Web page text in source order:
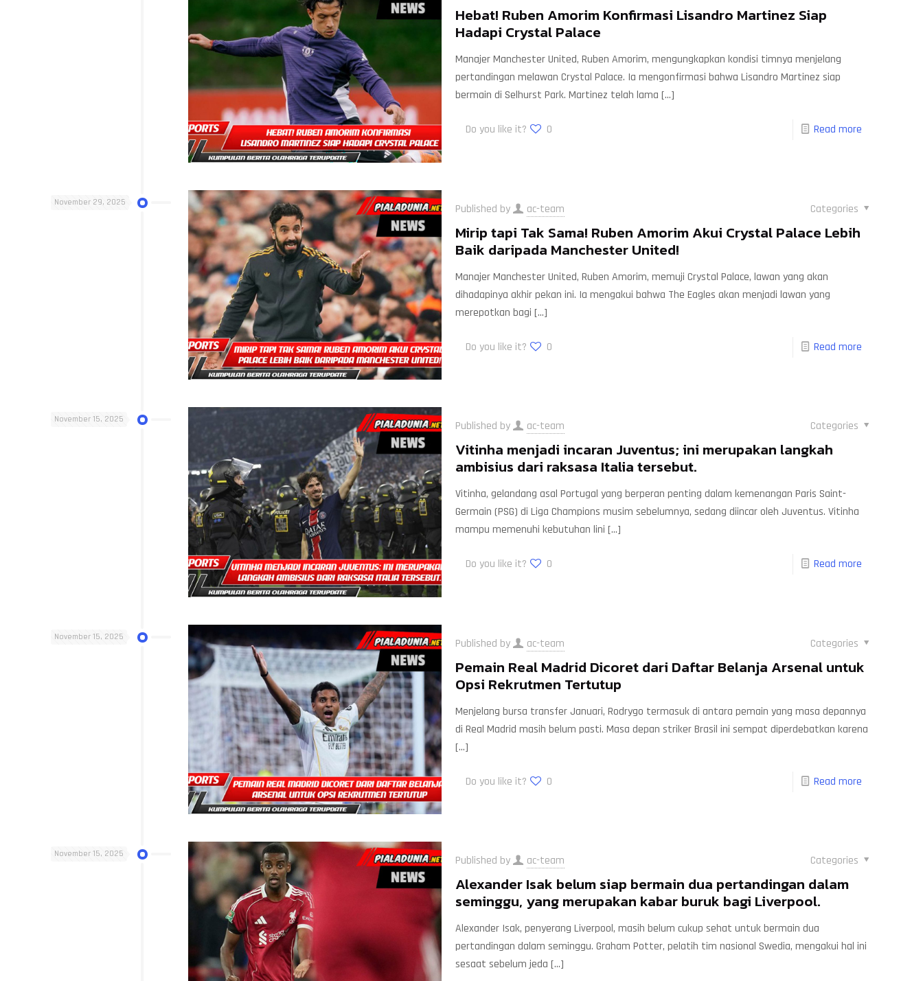
Hebat! Ruben Amorim Konfirmasi Lisandro Martinez Siap
Hadapi Crystal Palace
Manajer Manchester United, Ruben Amorim, mengungkapkan kondisi timnya menjelang
pertandingan melawan Crystal Palace. Ia mengonfirmasi bahwa Lisandro Martinez siap
bermain di Selhurst Park. Martinez telah lama […]
Do you like it? 0 Read more
November 29, 2025 Published by ac-team Categories
Mirip tapi Tak Sama! Ruben Amorim Akui Crystal Palace Lebih
Baik daripada Manchester United!
Manajer Manchester United, Ruben Amorim, memuji Crystal Palace, lawan yang akan
dihadapinya akhir pekan ini. Ia mengakui bahwa The Eagles akan menjadi lawan yang
merepotkan bagi […]
Do you like it? 0 Read more
November 15, 2025 Published by ac-team Categories
Vitinha menjadi incaran Juventus; ini merupakan langkah
ambisius dari raksasa Italia tersebut.
Vitinha, gelandang asal Portugal yang berperan penting dalam kemenangan Paris Saint-
Germain (PSG) di Liga Champions musim sebelumnya, sedang diincar oleh Juventus. Vitinha
mampu memenuhi kebutuhan lini […]
Do you like it? 0 Read more
November 15, 2025 Published by ac-team Categories
Pemain Real Madrid Dicoret dari Daftar Belanja Arsenal untuk
Opsi Rekrutmen Tertutup
Menjelang bursa transfer Januari, Rodrygo termasuk di antara pemain yang masa depannya
di Real Madrid masih belum pasti. Masa depan striker Brasil ini sempat diperdebatkan karena
[…]
Do you like it? 0 Read more
November 15, 2025 Published by ac-team Categories
Alexander Isak belum siap bermain dua pertandingan dalam
seminggu, yang merupakan kabar buruk bagi Liverpool.
Alexander Isak, penyerang Liverpool, masih belum cukup sehat untuk bermain dua
pertandingan dalam seminggu. Graham Potter, pelatih tim nasional Swedia, mengakui hal ini
sesaat sebelum jeda […]